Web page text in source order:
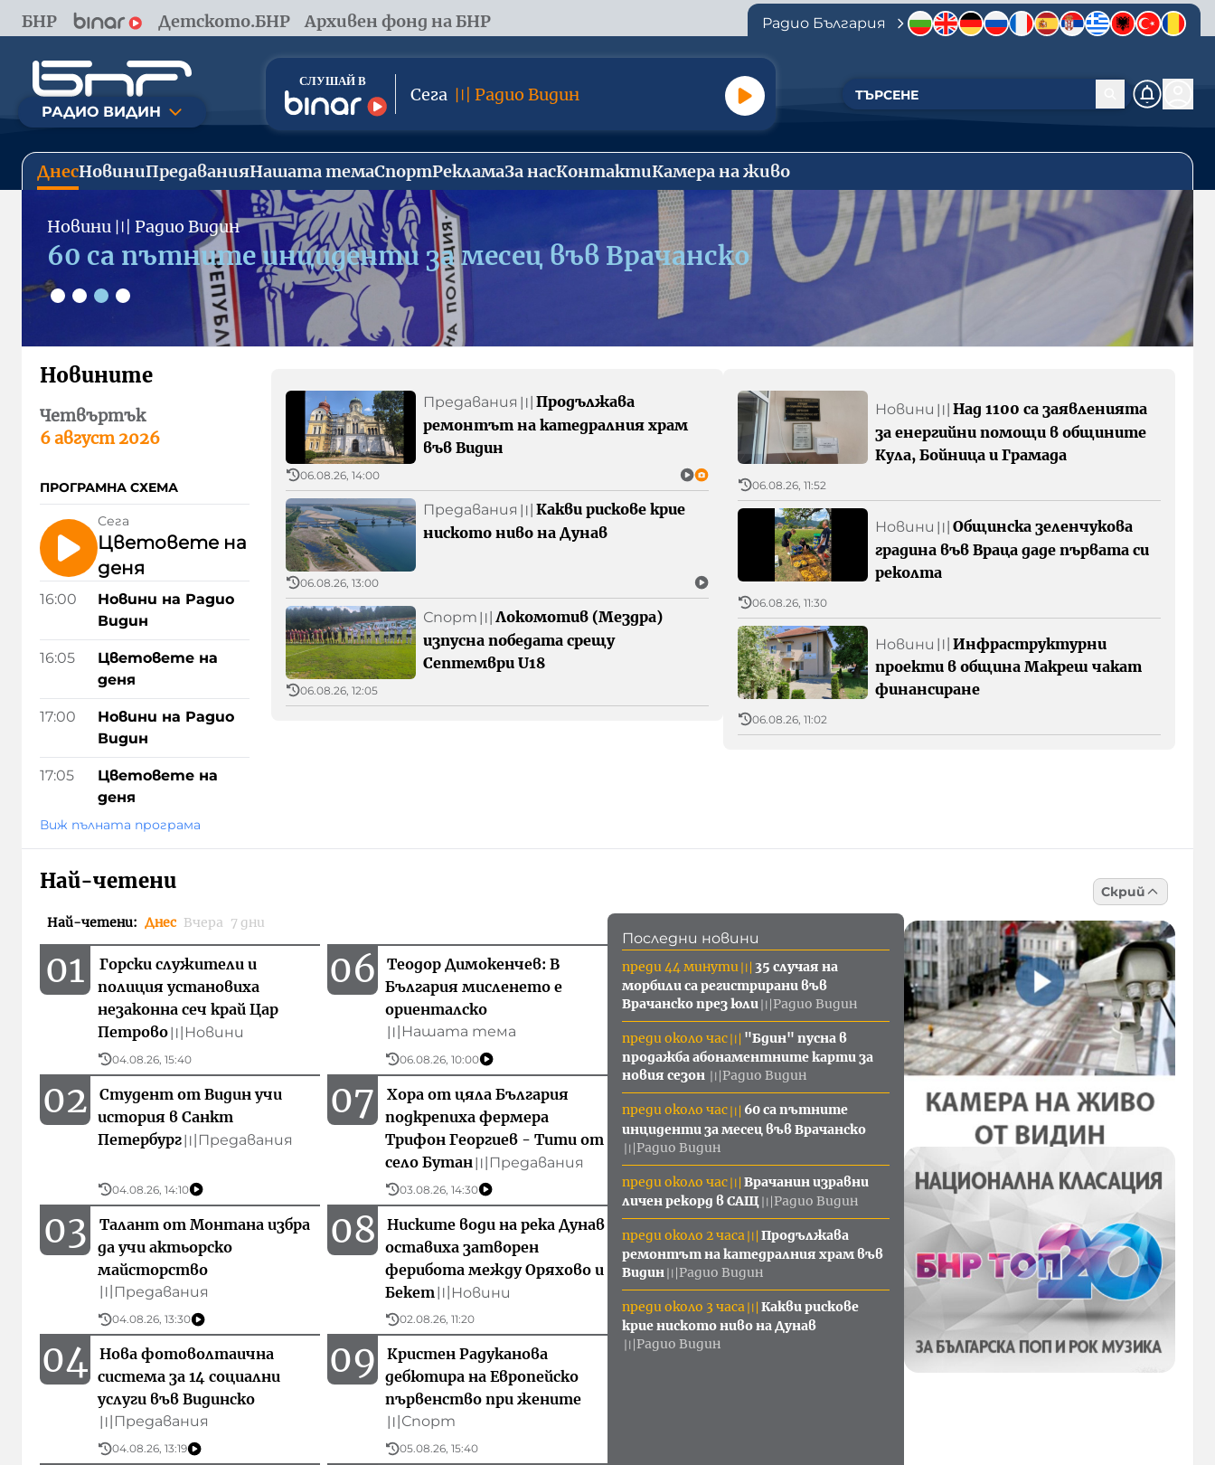
БНР Детското.БНР Архивен фонд на БНР Радио България
РАДИО ВИДИН
Сега 〣 Радио Видин
ДнесНовиниПредаванияНашата темаСпортРекламаЗа насКонтактиКамера на живо
Новини〣 Радио Видин
60 са пътните инциденти за месец във Врачанско
Новините
Четвъртък
6 август 2026
ПРОГРАМНА СХЕМА
Сега
Цветовете на
деня
16:00
Новини на Радио
Видин
16:05
Цветовете на
деня
17:00
Новини на Радио
Видин
17:05
Цветовете на
деня
Виж пълната програма
Предавания 〣 Продължава
ремонтът на катедралния храм
във Видин
06.08.26, 14:00
Предавания 〣 Какви рискове крие
ниското ниво на Дунав
06.08.26, 13:00
Спорт 〣 Локомотив (Мездра)
изпусна победата срещу
Септември U18
06.08.26, 12:05
Новини 〣 Над 1100 са заявленията
за енергийни помощи в общините
Кула, Бойница и Грамада
06.08.26, 11:52
Новини 〣 Общинска зеленчукова
градина във Враца даде първата си
реколта
06.08.26, 11:30
Новини 〣 Инфраструктурни
проекти в община Макреш чакат
финансиране
06.08.26, 11:02
Скрий
Най-четени
Последни новини
преди 44 минути〣 35 случая на
морбили са регистрирани във
Врачанско през юли〣Радио Видин
преди около час〣 "Бдин" пусна в
продажба абонаментните карти за
новия сезон
〣 Радио Видин
преди около час〣 60 са пътните
инциденти за месец във Врачанско
〣Радио Видин
преди около час〣 Врачанин изравни
личен рекорд в САЩ〣Радио Видин
преди около 2 часа〣 Продължава
ремонтът на катедралния храм във
Видин〣Радио Видин
преди около 3 часа〣 Какви рискове
крие ниското ниво на Дунав
〣 Радио Видин
Най-четени: Днес Вчера 7 дни
01
Горски служители и
полиция установиха
незаконна сеч край Цар
Петрово〣 Новини
04.08.26, 15:40
06
Теодор Димокенчев: В
България мисленето е
ориенталско
〣 Нашата тема
06.08.26, 10:00
02
Студент от Видин учи
история в Санкт
Петербург〣 Предавания
04.08.26, 14:10
07
Хора от цяла България
подкрепиха фермера
Трифон Георгиев - Тити от
село Бутан 〣 Предавания
03.08.26, 14:30
03
Талант от Монтана избра
да учи актьорско
майсторство
〣 Предавания
04.08.26, 13:30
08
Ниските води на река Дунав
оставиха затворен
ферибота между Оряхово и
Бекет 〣 Новини
02.08.26, 11:20
04
Нова фотоволтаична
система за 14 социални
услуги във Видинско
〣 Предавания
04.08.26, 13:19
09
Кристен Радуканова
дебютира на Европейско
първенство при жените
〣 Спорт
05.08.26, 15:40